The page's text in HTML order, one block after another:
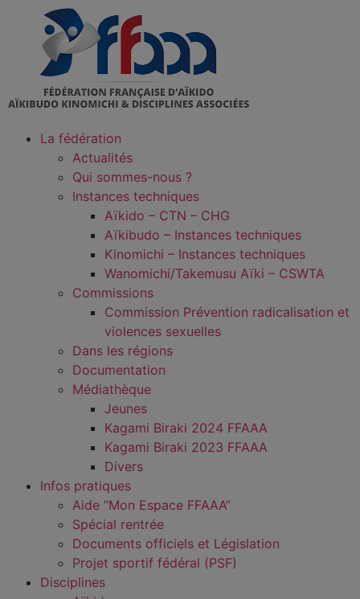
La fédération
Actualités
Qui sommes-nous ?
Instances techniques
Aïkido – CTN – CHG
Aïkibudo – Instances techniques
Kinomichi – Instances techniques
Wanomichi/Takemusu Aïki – CSWTA
Commissions
Commission Prévention radicalisation et
violences sexuelles
Dans les régions
Documentation
Médiathèque
Jeunes
Kagami Biraki 2024 FFAAA
Kagami Biraki 2023 FFAAA
Divers
Infos pratiques
Aide “Mon Espace FFAAA”
Spécial rentrée
Documents officiels et Législation
Projet sportif fédéral (PSF)
Disciplines